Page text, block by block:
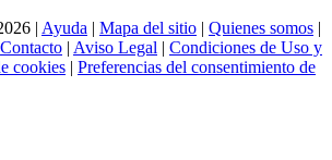
| Ayuda | Mapa del sitio | Quienes somos |
Contacto | Aviso Legal | Condiciones de Uso y
cookies | Preferencias del consentimiento de